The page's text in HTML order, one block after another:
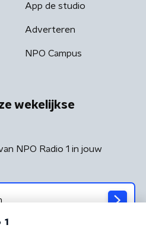
App de studio
Adverteren
NPO Campus
wekelijkse
NPO Radio 1 in jouw